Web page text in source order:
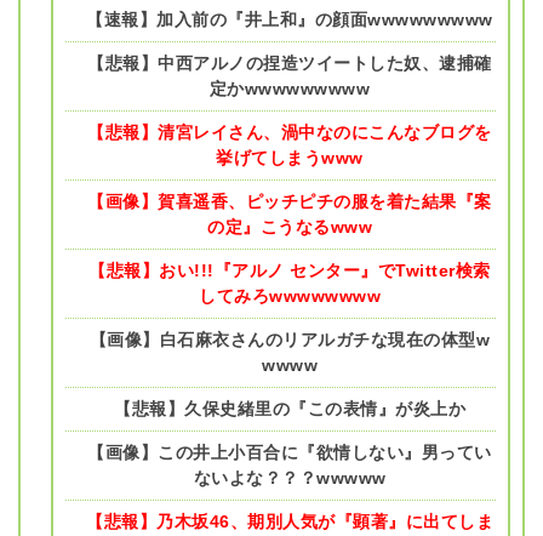
【速報】加入前の『井上和』の顔面wwwwwwwww
【悲報】中西アルノの捏造ツイートした奴、逮捕確
定かwwwwwwwww
【悲報】清宮レイさん、渦中なのにこんなブログを
挙げてしまうwww
【画像】賀喜遥香、ピッチピチの服を着た結果『案
の定』こうなるwww
【悲報】おい!!!『アルノ センター』でTwitter検索
してみろwwwwwwww
【画像】白石麻衣さんのリアルガチな現在の体型w
wwww
【悲報】久保史緒里の『この表情』が炎上か
【画像】この井上小百合に『欲情しない』男ってい
ないよな？？？wwwww
【悲報】乃木坂46、期別人気が『顕著』に出てしま